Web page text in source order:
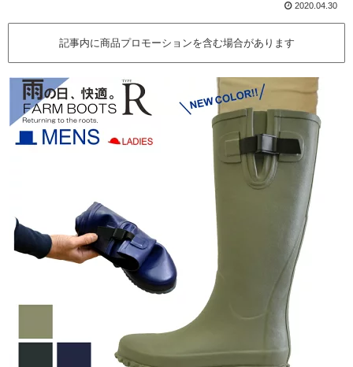
2020.04.30
記事内に商品プロモーションを含む場合があります